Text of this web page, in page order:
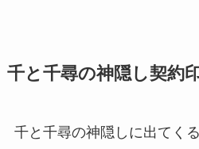
千と千尋の神隠し契約
千と千尋の神隠しに出てく